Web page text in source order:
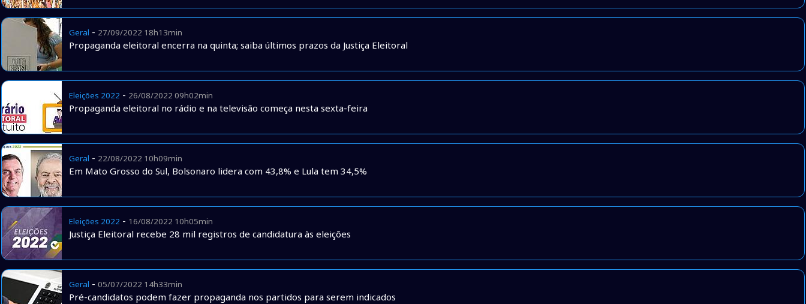
Geral - 27/09/2022 18h13min
Propaganda eleitoral encerra na quinta; saiba últimos prazos da Justiça Eleitoral
Eleições 2022 - 26/08/2022 09h02min
Propaganda eleitoral no rádio e na televisão começa nesta sexta-feira
Geral - 22/08/2022 10h09min
Em Mato Grosso do Sul, Bolsonaro lidera com 43,8% e Lula tem 34,5%
Eleições 2022 - 16/08/2022 10h05min
Justiça Eleitoral recebe 28 mil registros de candidatura às eleições
Geral - 05/07/2022 14h33min
Pré-candidatos podem fazer propaganda nos partidos para serem indicados